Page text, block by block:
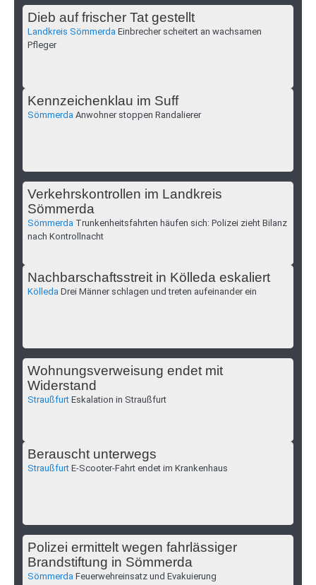
Dieb auf frischer Tat gestellt
Landkreis Sömmerda Einbrecher scheitert an wachsamen
Pfleger
Kennzeichenklau im Suff
Sömmerda Anwohner stoppen Randalierer
Verkehrskontrollen im Landkreis
Sömmerda
Sömmerda Trunkenheitsfahrten häufen sich: Polizei zieht Bilanz
nach Kontrollnacht
Nachbarschaftsstreit in Kölleda eskaliert
Kölleda Drei Männer schlagen und treten aufeinander ein
Wohnungsverweisung endet mit
Widerstand
Straußfurt Eskalation in Straußfurt
Berauscht unterwegs
Straußfurt E-Scooter-Fahrt endet im Krankenhaus
Polizei ermittelt wegen fahrlässiger
Brandstiftung in Sömmerda
Sömmerda Feuerwehreinsatz und Evakuierung